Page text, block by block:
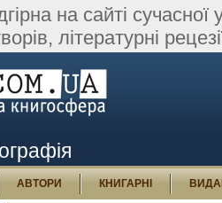
на сайті сучасної
літературні
АВТОРИ КНИГАРНІ